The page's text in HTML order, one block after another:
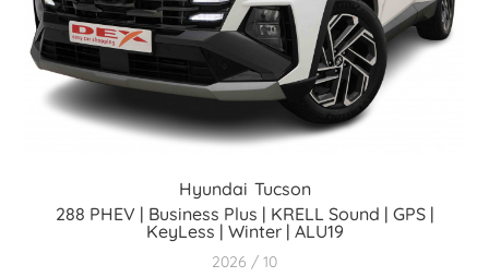
Hyundai Tucson
288 PHEV | Business Plus | KRELL Sound | GPS |
KeyLess | Winter | ALU19
2026 10